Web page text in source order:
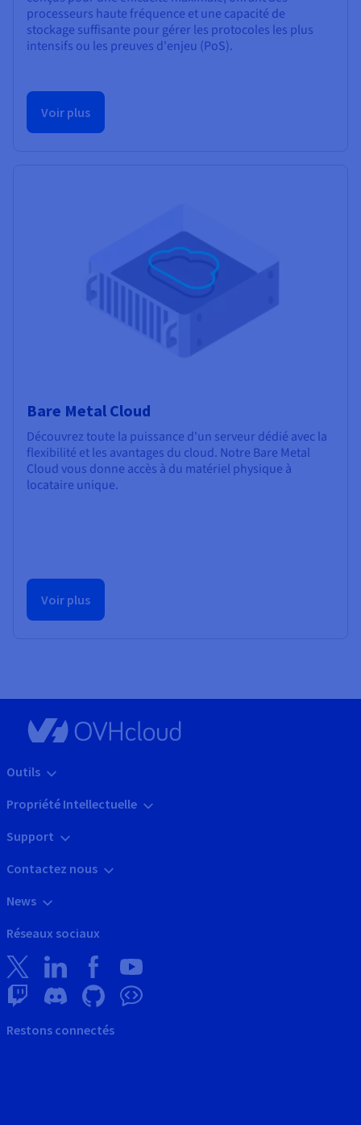
processeurs haute fréquence et une capacité de
stockage suffisante pour gérer les protocoles les plus
intensifs ou les preuves d'enjeu (PoS).
Voir plus
Bare Metal Cloud
Découvrez toute la puissance d'un serveur dédié avec la
flexibilité et les avantages du cloud. Notre Bare Metal
Cloud vous donne accès à du matériel physique à
locataire unique.
Voir plus
Outils
Propriété Intellectuelle
Support
Contactez nous
News
Réseaux sociaux
Restons connectés